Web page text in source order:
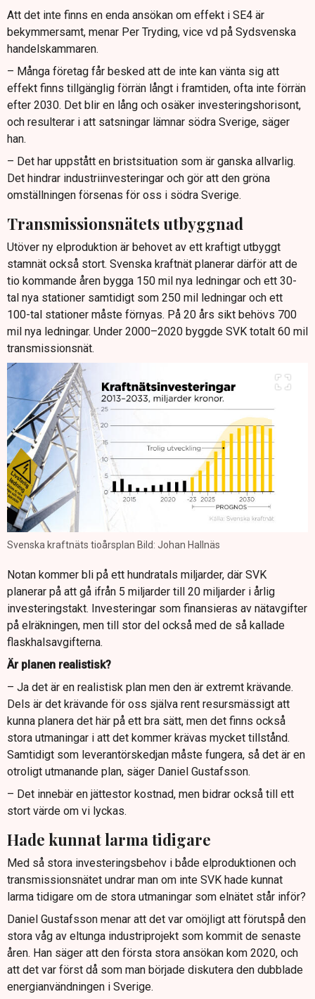
Att det inte finns en enda ansökan om effekt i SE4 är
bekymmersamt, menar Per Tryding, vice vd på Sydsvenska
handelskammaren.
– Många företag får besked att de inte kan vänta sig att
effekt finns tillgänglig förrän långt i framtiden, ofta inte förrän
efter 2030. Det blir en lång och osäker investeringshorisont,
och resulterar i att satsningar lämnar södra Sverige, säger
han.
– Det har uppstått en bristsituation som är ganska allvarlig.
Det hindrar industriinvesteringar och gör att den gröna
omställningen försenas för oss i södra Sverige.
Transmissionsnätets utbyggnad
Utöver ny elproduktion är behovet av ett kraftigt utbyggt
stamnät också stort. Svenska kraftnät planerar därför att de
tio kommande åren bygga 150 mil nya ledningar och ett 30-
tal nya stationer samtidigt som 250 mil ledningar och ett
100-tal stationer måste förnyas. På 20 års sikt behövs 700
mil nya ledningar. Under 2000–2020 byggde SVK totalt 60 mil
transmissionsnät.
Svenska kraftnäts tioårsplan Bild: Johan Hallnäs
Notan kommer bli på ett hundratals miljarder, där SVK
planerar på att gå ifrån 5 miljarder till 20 miljarder i årlig
investeringstakt. Investeringar som finansieras av nätavgifter
på elräkningen, men till stor del också med de så kallade
flaskhalsavgifterna.
Är planen realistisk?
– Ja det är en realistisk plan men den är extremt krävande.
Dels är det krävande för oss själva rent resursmässigt att
kunna planera det här på ett bra sätt, men det finns också
stora utmaningar i att det kommer krävas mycket tillstånd.
Samtidigt som leverantörskedjan måste fungera, så det är en
otroligt utmanande plan, säger Daniel Gustafsson.
– Det innebär en jättestor kostnad, men bidrar också till ett
stort värde om vi lyckas.
Hade kunnat larma tidigare
Med så stora investeringsbehov i både elproduktionen och
transmissionsnätet undrar man om inte SVK hade kunnat
larma tidigare om de stora utmaningar som elnätet står inför?
Daniel Gustafsson menar att det var omöjligt att förutspå den
stora våg av eltunga industriprojekt som kommit de senaste
åren. Han säger att den första stora ansökan kom 2020, och
att det var först då som man började diskutera den dubblade
energianvändningen i Sverige.